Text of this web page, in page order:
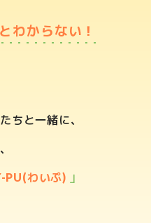
わからない！
ちと一緒に、
PU(わいぷ) 」